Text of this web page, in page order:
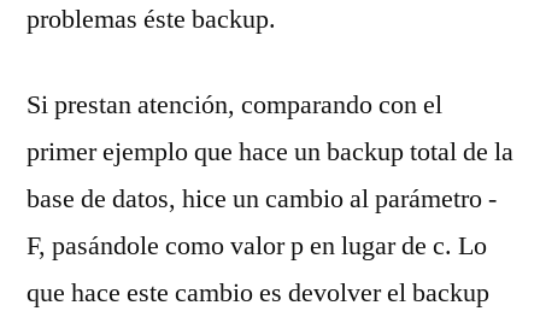
problemas éste backup.
Si prestan atención, comparando con el
primer ejemplo que hace un backup total de la
base de datos, hice un cambio al parámetro -
F, pasándole como valor p en lugar de c. Lo
que hace este cambio es devolver el backup